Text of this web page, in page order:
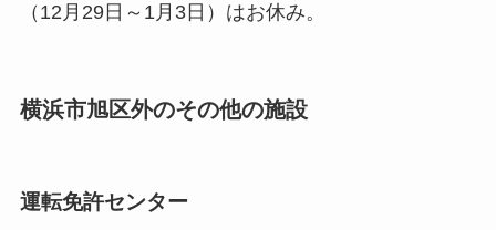
（12月29日～1月3日）はお休み。
横浜市旭区外のその他の施設
運転免許センター